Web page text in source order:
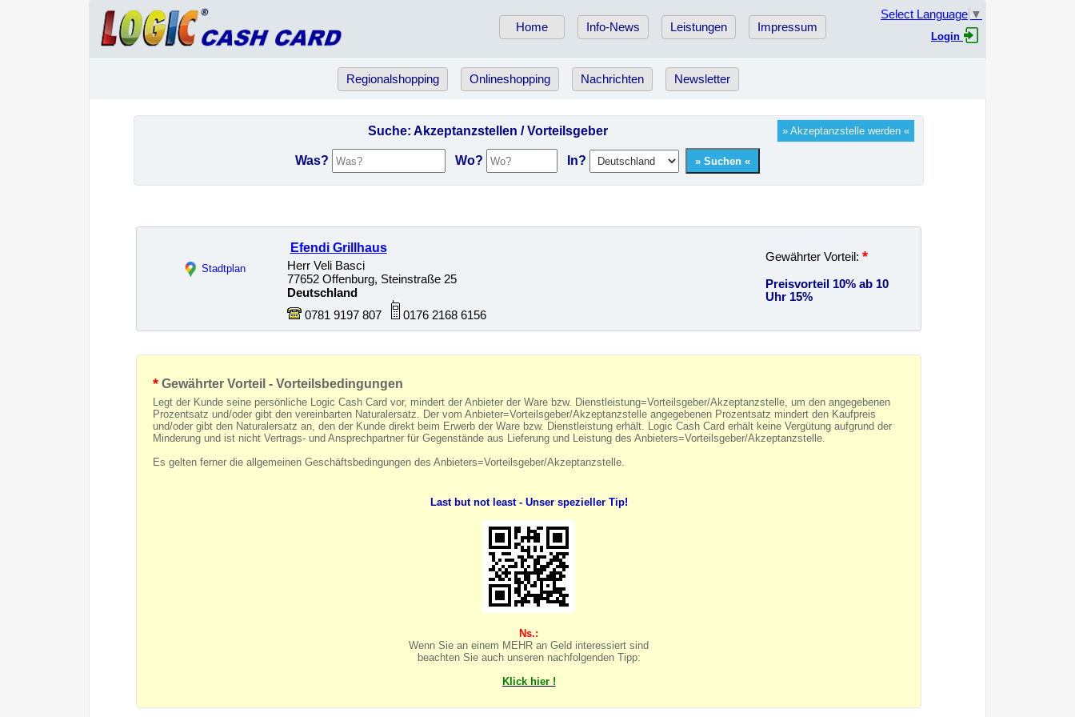
Select Language ▼
Login
Home Info-News Leistungen Impressum
Regionalshopping Onlineshopping Nachrichten Newsletter
» Akzeptanzstelle werden«
Suche: Akzeptanzstellen / Vorteilsgeber
Was? Wo? In?
Stadtplan
Efendi Grillhaus
Herr Veli Basci
77652 Offenburg, Steinstraße 25
Deutschland
0781 9197 807
0176 2168 6156
Gewährter Vorteil: *
Preisvorteil 10% ab 10
Uhr 15%
* Gewährter Vorteil - Vorteilsbedingungen
Legt der Kunde seine persönliche Logic Cash Card vor, mindert der Anbieter der Ware bzw. Dienstleistung=Vorteilsgeber/Akzeptanzstelle, um den angegebenen
Prozentsatz und/oder gibt den vereinbarten Naturalersatz. Der vom Anbieter=Vorteilsgeber/Akzeptanzstelle angegebenen Prozentsatz mindert den Kaufpreis
und/oder gibt den Naturalersatz an, den der Kunde direkt beim Erwerb der Ware bzw. Dienstleistung erhält. Logic Cash Card erhält keine Vergütung aufgrund der
Minderung und ist nicht Vertrags- und Ansprechpartner für Gegenstände aus Lieferung und Leistung des Anbieters=Vorteilsgeber/Akzeptanzstelle.
Es gelten ferner die allgemeinen Geschäftsbedingungen des Anbieters=Vorteilsgeber/Akzeptanzstelle.
Last but not least - Unser spezieller Tip!
Ns.:
Wenn Sie an einem MEHR an Geld interessiert sind
beachten Sie auch unseren nachfolgenden Tipp:
Klick hier !